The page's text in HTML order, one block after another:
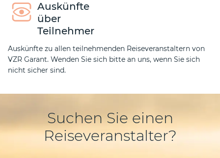
Auskünfte
über
Teilnehmer
Auskünfte zu allen teilnehmenden Reiseveranstaltern von
VZR Garant. Wenden Sie sich bitte an uns, wenn Sie sich
nicht sicher sind.
Suchen Sie einen
Reiseveranstalter?